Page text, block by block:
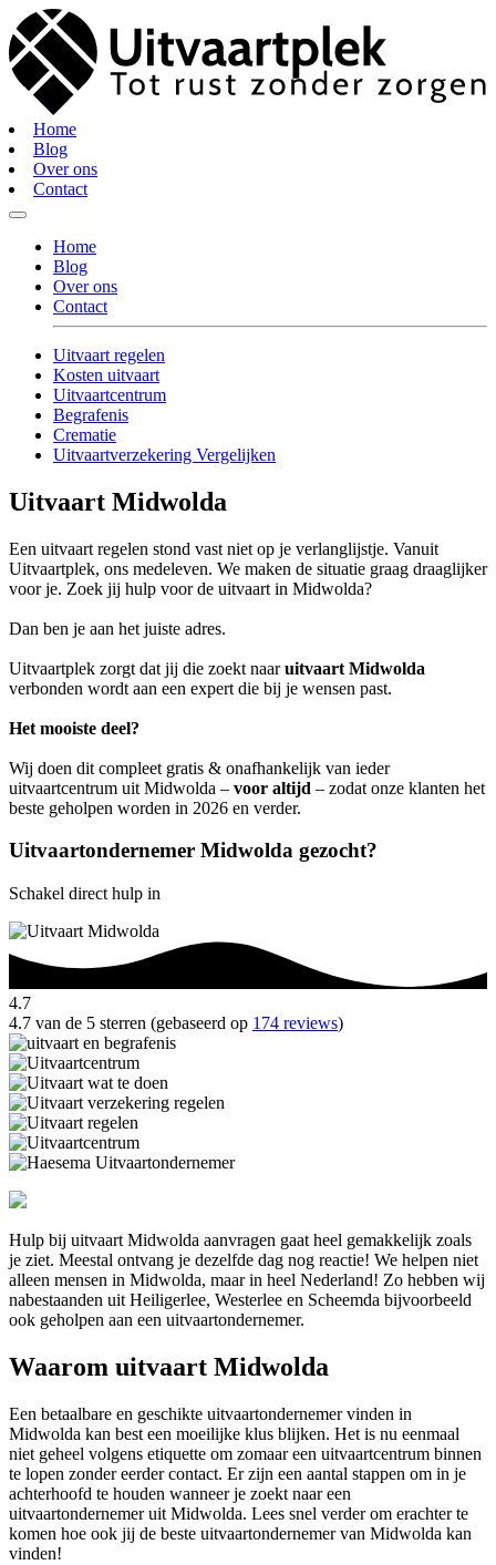
Home
Blog
Over ons
Contact
Home
Blog
Over ons
Contact
Uitvaart regelen
Kosten uitvaart
Uitvaartcentrum
Begrafenis
Crematie
Uitvaartverzekering Vergelijken
Uitvaart Midwolda
Een uitvaart regelen stond vast niet op je verlanglijstje. Vanuit
Uitvaartplek, ons medeleven. We maken de situatie graag draaglijker
voor je. Zoek jij hulp voor de uitvaart in Midwolda?
Dan ben je aan het juiste adres.
Uitvaartplek zorgt dat jij die zoekt naaruitvaart Midwolda
verbonden wordt aan een expert die bij je wensen past.
Het mooiste deel?
Wij doen dit compleet gratis & onafhankelijk van ieder
uitvaartcentrum uit Midwolda – voor altijd – zodat onze klanten het
beste geholpen worden in 2026 en verder.
Uitvaartondernemer Midwolda gezocht?
Schakel direct hulp in
4.7
4.7 van de 5 sterren (gebaseerd op 174 reviews)
Hulp bij uitvaart Midwolda aanvragen gaat heel gemakkelijk zoals
je ziet. Meestal ontvang je dezelfde dag nog reactie! We helpen niet
alleen mensen in Midwolda, maar in heel Nederland! Zo hebben wij
nabestaanden uit Heiligerlee, Westerlee en Scheemda bijvoorbeeld
ook geholpen aan een uitvaartondernemer.
Waarom uitvaart Midwolda
Een betaalbare en geschikte uitvaartondernemer vinden in
Midwolda kan best een moeilijke klus blijken. Het is nu eenmaal
niet geheel volgens etiquette om zomaar een uitvaartcentrum binnen
te lopen zonder eerder contact. Er zijn een aantal stappen om in je
achterhoofd te houden wanneer je zoekt naar een
uitvaartondernemer uit Midwolda. Lees snel verder om erachter te
komen hoe ook jij de beste uitvaartondernemer van Midwolda kan
vinden!